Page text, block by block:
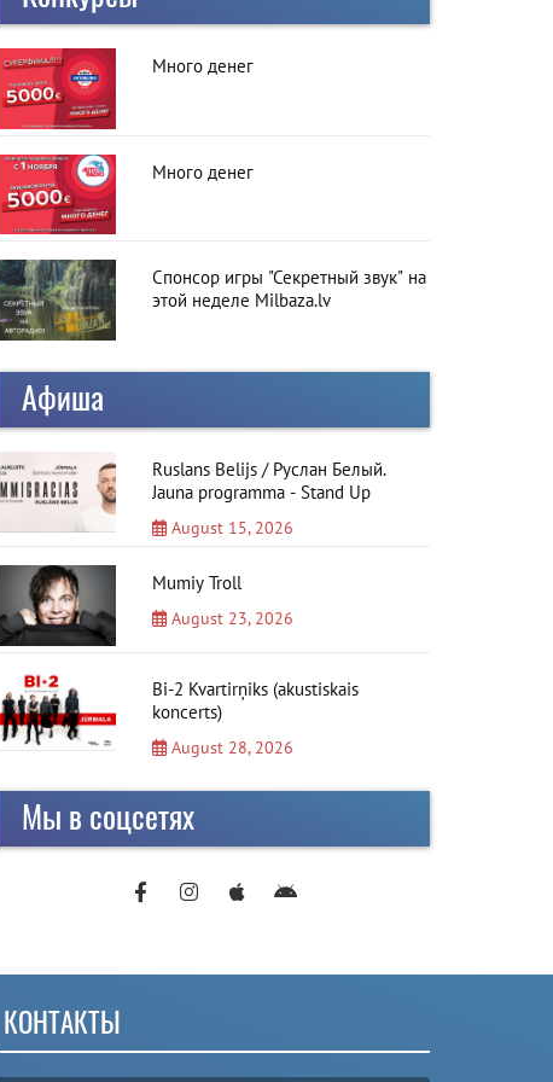
Много денег
Много денег
Спонсор игры "Секретный звук" на
этой неделе Milbaza.lv
Афиша
Ruslans Belijs / Руслан Белый.
Jauna programma - Stand Up
August 15, 2026
Mumiy Troll
August 23, 2026
Bi-2 Kvartirņiks (akustiskais
koncerts)
August 28, 2026
Мы в соцсетях
КОНТАКТЫ